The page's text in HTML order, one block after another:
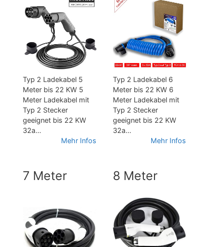
Typ 2 Ladekabel 5
Meter bis 22 KW 5
Meter Ladekabel mit
Typ 2 Stecker
geeignet bis 22 KW
32a...
Mehr Infos
Typ 2 Ladekabel 6
Meter bis 22 KW 6
Meter Ladekabel mit
Typ 2 Stecker
geeignet bis 22 KW
32a...
Mehr Infos
7 Meter 8 Meter